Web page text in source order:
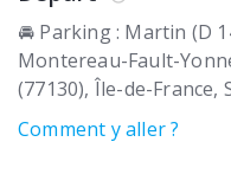
🚘 Parking : Martin (D
Montereau-Fault-
(77130) Île-de-France,
Comment y aller ?